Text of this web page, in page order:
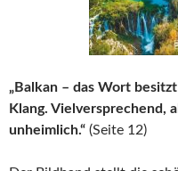
„Balkan – das Wort
Klang. Vielversprechend,
unheimlich.“ (Seite 12)